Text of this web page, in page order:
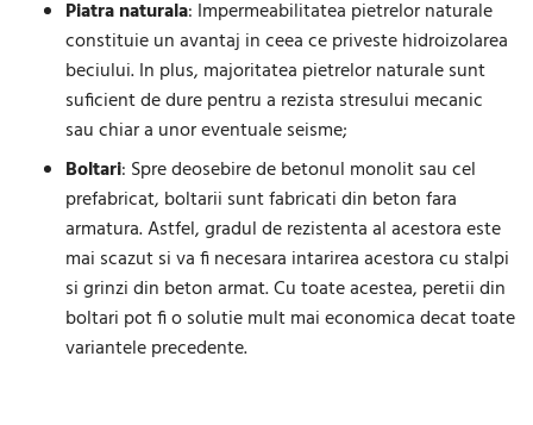
Piatra naturala: Impermeabilitatea pietrelor naturale
constituie un avantaj in ceea ce priveste hidroizolarea
beciului. In plus, majoritatea pietrelor naturale sunt
suficient de dure pentru a rezista stresului mecanic
sau chiar a unor eventuale seisme;
Boltari: Spre deosebire de betonul monolit sau cel
prefabricat, boltarii sunt fabricati din beton fara
armatura. Astfel, gradul de rezistenta al acestora este
mai scazut si va fi necesara intarirea acestora cu stalpi
si grinzi din beton armat. Cu toate acestea, peretii din
boltari pot fi o solutie mult mai economica decat toate
variantele precedente.